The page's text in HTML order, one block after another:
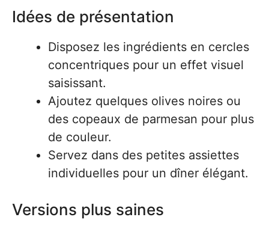
Idées de présentation
Disposez les ingrédients en cercles
concentriques pour un effet visuel
saisissant.
Ajoutez quelques olives noires ou
des copeaux de parmesan pour plus
de couleur.
Servez dans des petites assiettes
individuelles pour un dîner élégant.
Versions plus saines